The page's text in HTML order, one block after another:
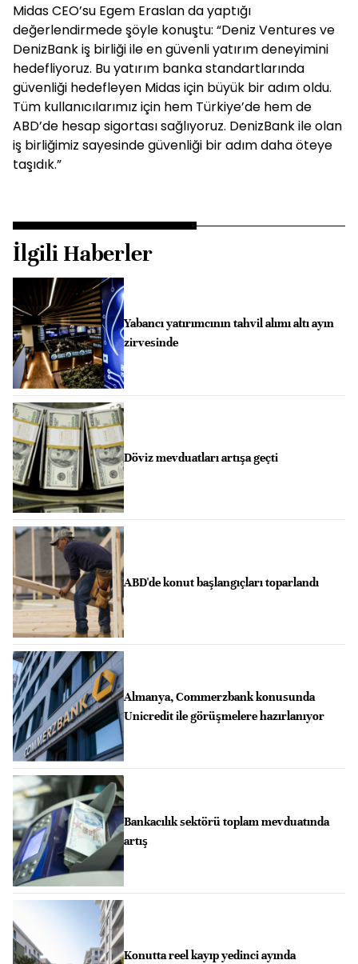
Midas CEO’su Egem Eraslan da yaptığı
değerlendirmede şöyle konuştu: “Deniz Ventures ve
DenizBank iş birliği ile en güvenli yatırım deneyimini
hedefliyoruz. Bu yatırım banka standartlarında
güvenliği hedefleyen Midas için büyük bir adım oldu.
Tüm kullanıcılarımız için hem Türkiye’de hem de
ABD’de hesap sigortası sağlıyoruz. DenizBank ile olan
iş birliğimiz sayesinde güvenliği bir adım daha öteye
taşıdık.”
İlgili Haberler
Yabancı yatırımcının tahvil alımı altı ayın
zirvesinde
Döviz mevduatları artışa geçti
ABD'de konut başlangıçları toparlandı
Almanya, Commerzbank konusunda
Unicredit ile görüşmelere hazırlanıyor
Bankacılık sektörü toplam mevduatında
artış
Konutta reel kayıp yedinci ayında